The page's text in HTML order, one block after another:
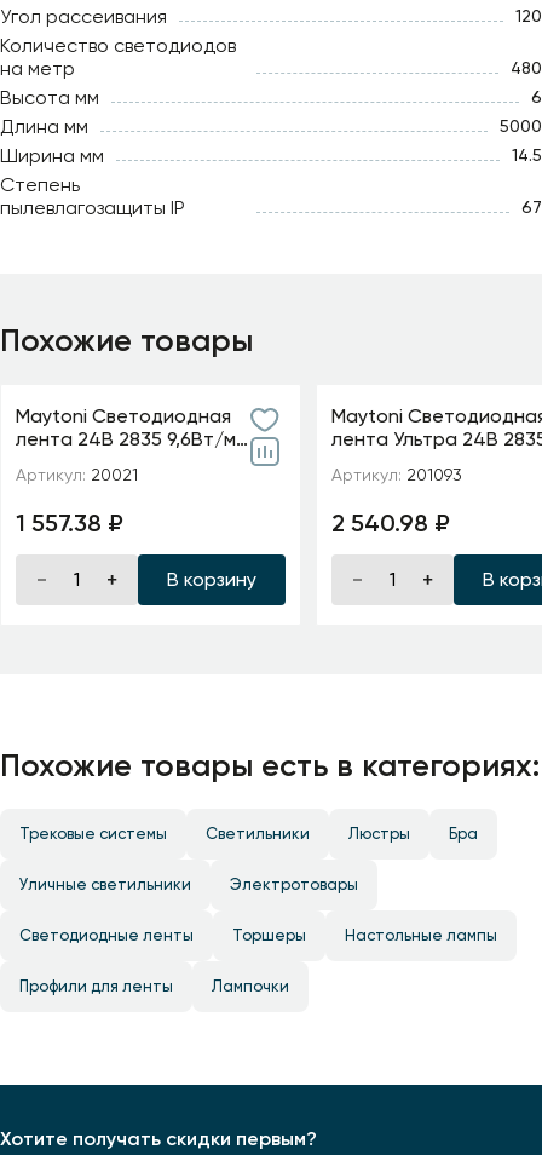
Угол рассеивания 120
Количество светодиодов
на метр
480
Высота мм 6
Длина мм 5000
Ширина мм 14.5
Степень
пылевлагозащиты IP
67
Похожие товары
Maytoni Светодиодная
лента 24В 2835 9,6Вт/м
Артикул: 20021
1 557.38 ₽
В корзину
Maytoni
лента Ультра 24В
Артикул: 201093
2 540.98 ₽
В
Похожие товары есть в категориях:
Трековые системы Светильники Люстры Бра
Уличные светильники Электротовары
Светодиодные ленты Торшеры Настольные лампы
Профили для ленты Лампочки
Хотите получать скидки первым?